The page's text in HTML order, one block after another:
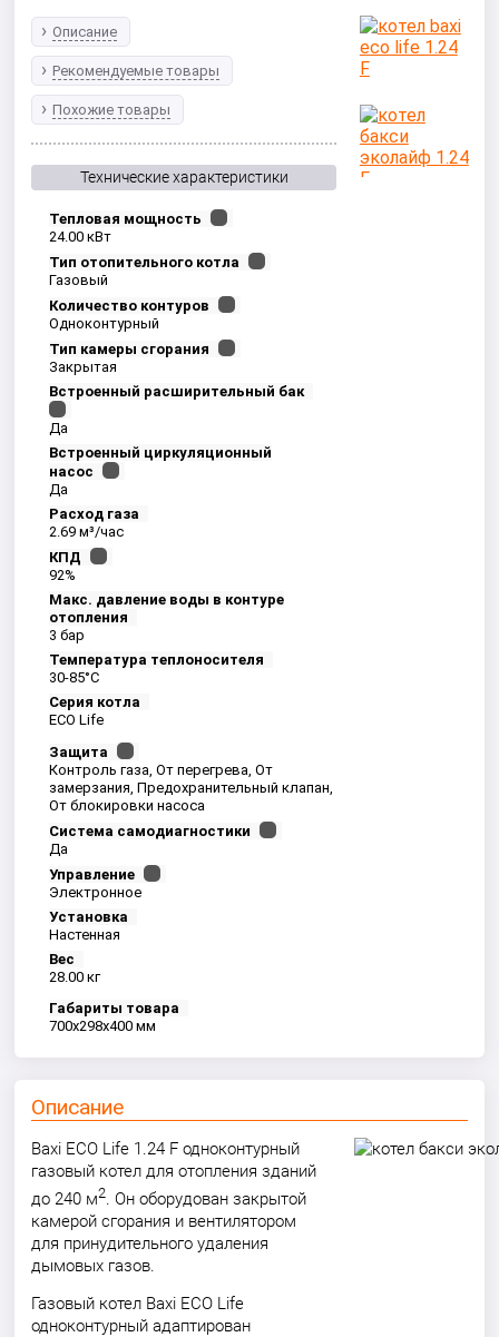
Описание
Рекомендуемые товары
Похожие товары
Технические характеристики
Тепловая мощность
24.00 кВт
Тип отопительного котла
Газовый
Количество контуров
Одноконтурный
Тип камеры сгорания
Закрытая
Встроенный расширительный бак
Да
Встроенный циркуляционный
насос
Да
Расход газа
2.69 м³/час
КПД
92%
Макс. давление воды в контуре
отопления
3 бар
Температура теплоносителя
30-85°С
Серия котла
ECO Life
Защита
Контроль газа, От перегрева, От
замерзания, Предохранительный клапан,
От блокировки насоса
Система самодиагностики
Да
Управление
Электронное
Установка
Настенная
Вес
28.00 кг
Габариты товара
700x298x400 мм
Описание
Baxi ECO Life 1.24 F одноконтурный
газовый котел для отопления зданий
до 240 м2. Он оборудован закрытой
камерой сгорания и вентилятором
для принудительного удаления
дымовых газов.
Газовый котел Baxi ECO Life
одноконтурный адаптирован